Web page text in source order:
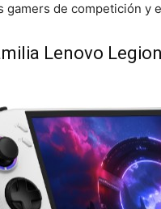
gamers de competición y
Lenovo